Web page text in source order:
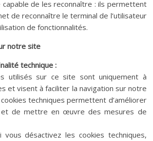
capable de les reconnaître : ils permettent
de reconnaître le terminal de l’utilisateur
de fonctionnalités.
notre site
technique :
utilisés sur ce site sont uniquement à
et visent à faciliter la navigation sur notre
techniques permettent d’améliorer
et de mettre en œuvre des mesures de
vous désactivez les cookies techniques,